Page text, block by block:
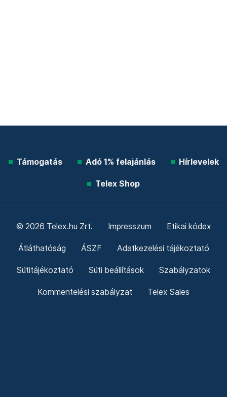
Támogatás Adó 1% felajánlás Hírlevelek
Telex Shop
© 2026 Telex.hu Zrt. Impresszum Etikai kódex
Átláthatóság ÁSZF Adatkezelési tájékoztató
Sütitájékoztató Süti beállítások Szabályzatok
Kommentelési szabályzat Telex Sales